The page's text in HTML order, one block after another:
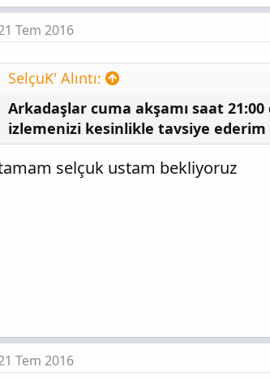
Tem 2016
SelçuK' Alıntı:
Arkadaşlar cuma akşamı saat
izlemenizi kesinlikle tavsiye ederim
selçuk ustam bekliyoruz
Tem 2016